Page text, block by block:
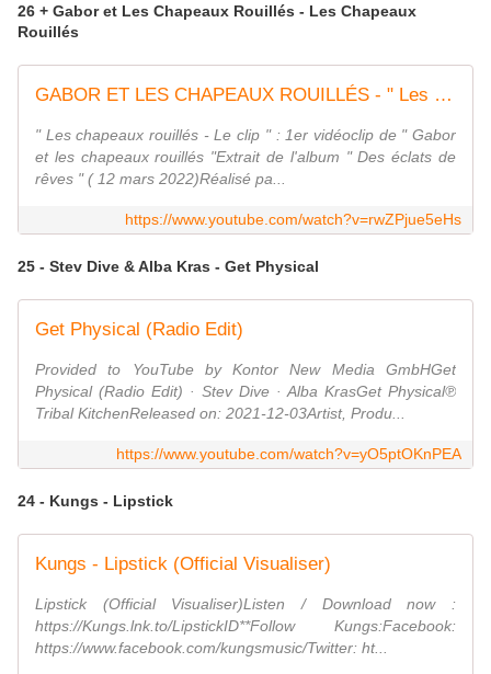
26 + Gabor et Les Chapeaux Rouillés - Les Chapeaux
Rouillés
GABOR ET LES CHAPEAUX ROUILLÉS - " Les chapeaux rouillés " (Clip officiel)
" Les chapeaux rouillés - Le clip " : 1er vidéoclip de " Gabor
et les chapeaux rouillés "Extrait de l'album " Des éclats de
rêves " ( 12 mars 2022)Réalisé pa...
https://www.youtube.com/watch?v=rwZPjue5eHs
25 - Stev Dive & Alba Kras - Get Physical
Get Physical (Radio Edit)
Provided to YouTube by Kontor New Media GmbHGet
Physical (Radio Edit) · Stev Dive · Alba KrasGet Physical℗
Tribal KitchenReleased on: 2021-12-03Artist, Produ...
https://www.youtube.com/watch?v=yO5ptOKnPEA
24 - Kungs - Lipstick
Kungs - Lipstick (Official Visualiser)
Lipstick (Official Visualiser)Listen / Download now :
https://Kungs.lnk.to/LipstickID**Follow Kungs:Facebook:
https://www.facebook.com/kungsmusic/Twitter: ht...